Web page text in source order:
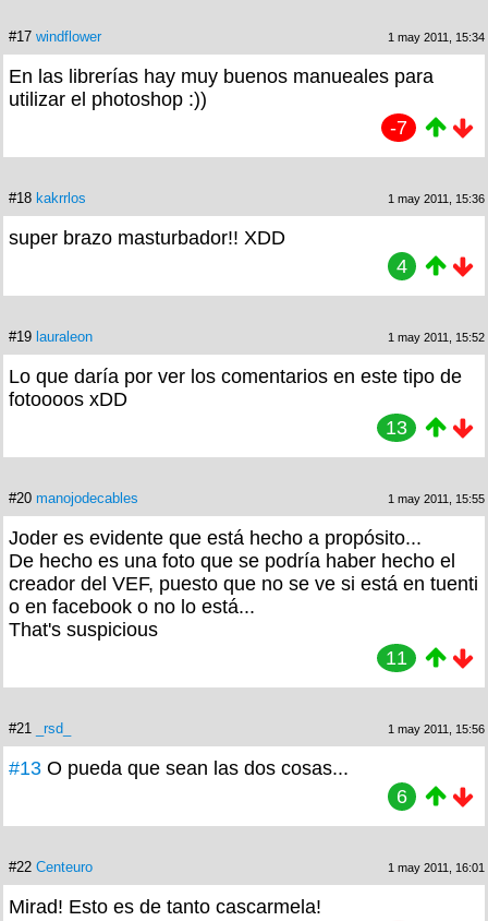
#17 windflower 1 may 2011, 15:34
En las librerías hay muy buenos manueales para
utilizar el photoshop :))
-7
#18 kakrrlos 1 may 2011, 15:36
super brazo masturbador!! XDD
4
#19 lauraleon 1 may 2011, 15:52
Lo que daría por ver los comentarios en este tipo de
fotoooos xDD
13
#20 manojodecables 1 may 2011, 15:55
Joder es evidente que está hecho a propósito...
De hecho es una foto que se podría haber hecho el
creador del VEF, puesto que no se ve si está en tuenti
o en facebook o no lo está...
That's suspicious
11
#21 _rsd_ 1 may 2011, 15:56
#13 O pueda que sean las dos cosas...
6
#22 Centeuro 1 may 2011, 16:01
Mirad! Esto es de tanto cascarmela!